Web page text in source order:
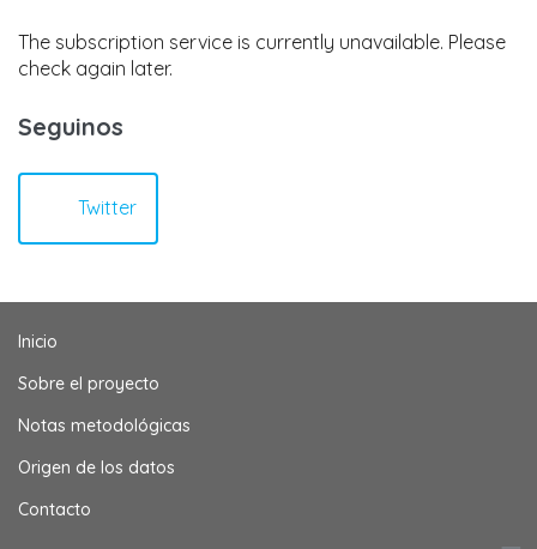
The subscription service is currently unavailable. Please
check again later.
Seguinos
Twitter
Inicio
Sobre el proyecto
Notas metodológicas
Origen de los datos
Contacto